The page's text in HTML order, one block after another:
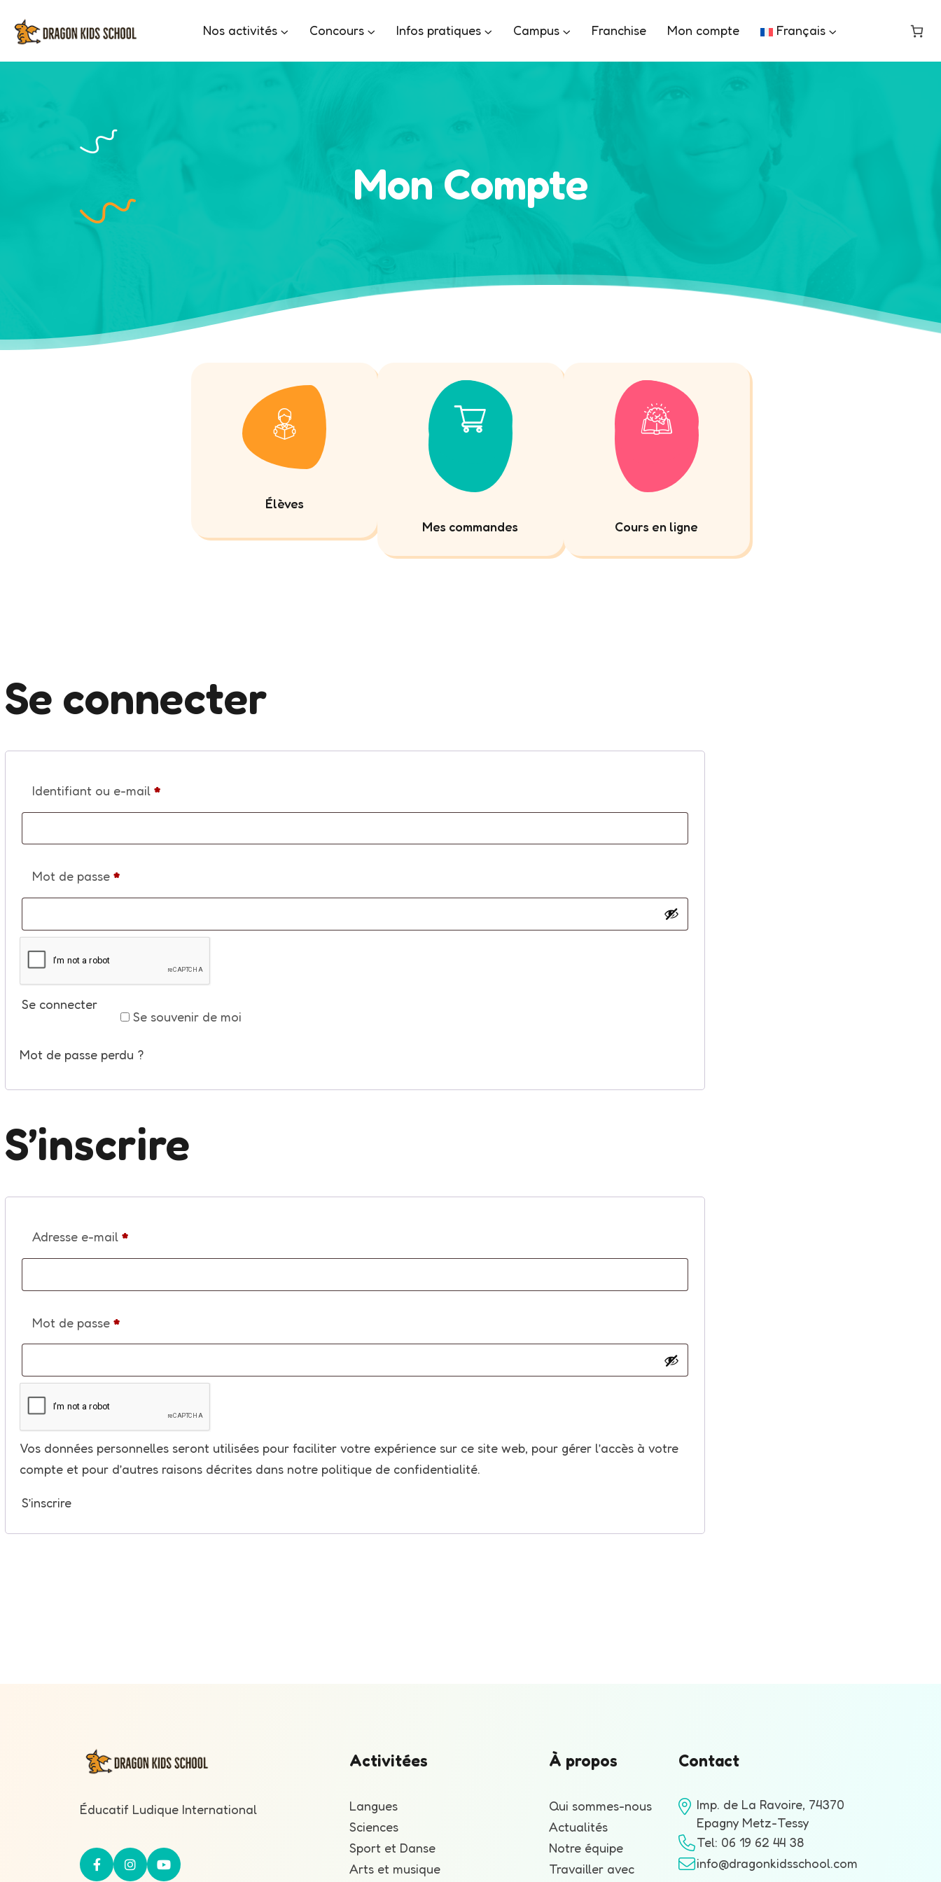
contenu
Nos activités Concours Infos pratiques Campus Franchise Mon compte Français
Mon Compte
Élèves
Mes commandes
Cours en ligne
Se connecter
Identifiant ou e-mail*Obligatoire
Mot de passe*Obligatoire
Se souvenir de moi
Se connecter
Mot de passe perdu ?
S’inscrire
Adresse e-mail*Obligatoire
Mot de passe*Obligatoire
Vos données personnelles seront utilisées pour faciliter votre expérience sur ce site web, pour gérer l’accès à votre
compte et pour d’autres raisons décrites dans notre politique de confidentialité.
S’inscrire
Éducatif Ludique International
Activitées
Langues
Sciences
Sport et Danse
Arts et musique
À propos
Qui sommes-nous
Actualités
Notre équipe
Travailler avec
Contact
Imp. de La Ravoire, 74370
Epagny Metz-Tessy
Tel: 06 19 62 44 38
info@dragonkidsschool.com